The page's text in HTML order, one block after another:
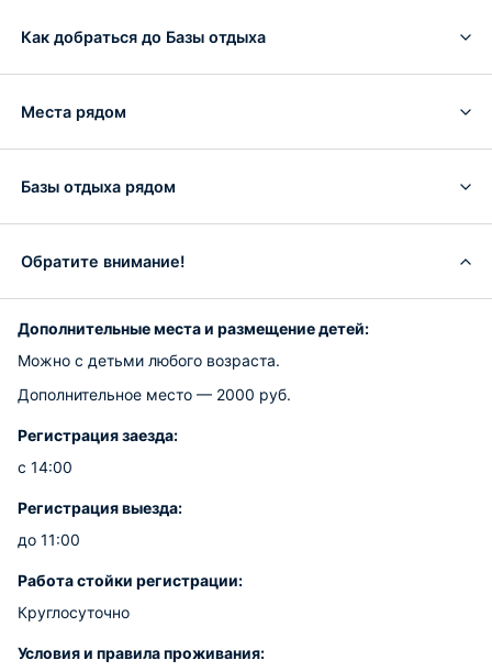
Как добраться до Базы отдыха
Места рядом
Базы отдыха рядом
Обратите внимание!
Дополнительные места и размещение детей:
Можно с детьми любого возраста.
Дополнительное место — 2000 руб.
Регистрация заезда:
с 14:00
Регистрация выезда:
до 11:00
Работа стойки регистрации:
Круглосуточно
Условия и правила проживания: